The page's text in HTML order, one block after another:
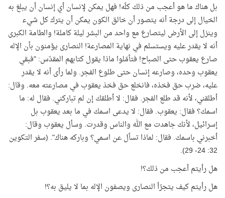
بل هناك ما هو أعجب من ذلك كلّه! فهل يمكن لإنسان أي إنسان أن يبلغ به
الخيال إلى درجة أنه يتصور أن خالق الكون يمكن أن يترك كل شيء
وينزل إلى الأرض ليتصارع مع واحد من البشر ليلة كاملة! والطامة الكبرى
أنه لا يقدر عليه ويستسلم في نهاية المصارعة! النصارى يؤمنون بأن الإله
صارع يعقوب حتى الصباح! فتأمّلوا ماذا يقول كتابهم المقدّس: "فبقي
يعقوب وحده، وصارعه إنسان حتى طلوع الفجر. ولما رأى أنه لا يقدر
عليه، ضرب حق فخذه، فانخلع حق فخذ يعقوب في مصارعته معه. وقال:
أطلقني، لأنه قد طلع الفجر. فقال: لا أطلقك إن لم تباركني. فقال له: ما
اسمك؟ فقال: يعقوب. فقال: لا يدعى اسمك في ما بعد يعقوب بل
إسرائيل، لأنك جاهدت مع الله والناس وقدرت. وسأل يعقوب وقال:
أخبرني باسمك. فقال: لماذا تسأل عن اسمي؟ وباركه هناك". (سفر التكوين
32: 24- 29)
.
هل رأيتم أعجب من ذلك؟!
هل رأيتم كيف يتجرّأ النصارى ويصفون الإله بما لا يليق به؟!